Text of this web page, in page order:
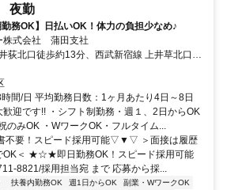
夜勤
勤務OK】日払いOK！体力の負担少なめ♪
株式会社 蒲田支社
荻北口徒歩約13分、西武新宿線 上井草北口徒
/西武有楽町線 練馬高野台南口徒歩約18分
間/日 平均勤務日数：1ヶ月あたり4日～8日
迎です!! ・シフト制勤務・週１、2日からOK
のみOK ・WワークOK・フルタイム...
要！スピード採用可能▽▼▽ ＞面接は履歴
OK＜ ★☆★即日勤務OK！スピード採用可能
8821/採用担当宛 まで 応募から採...
扶養内勤務OK 週1日からOK
副業・WワークOK